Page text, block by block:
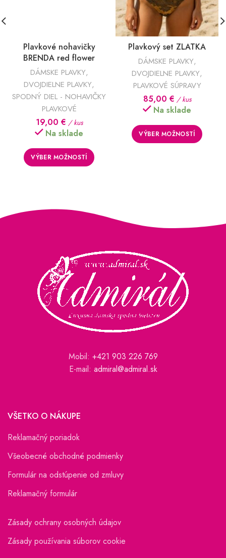
Plavkové nohavičky
BRENDA red flower
DÁMSKE PLAVKY,
DVOJDIELNE PLAVKY,
SPODNÝ DIEL - NOHAVIČKY
PLAVKOVÉ
19,00 € / kus
Na sklade
VÝBER MOŽNOSTÍ
Plavkový set ZLATKA
DÁMSKE PLAVKY,
DVOJDIELNE PLAVKY,
PLAVKOVÉ SÚPRAVY
85,00 € / kus
Na sklade
VÝBER MOŽNOSTÍ
Mobil: +421 903 226 769
E-mail: admiral@admiral.sk
VŠETKO O NÁKUPE
Reklamačný poriadok
Všeobecné obchodné podmienky
Formulár na odstúpenie od zmluvy
Reklamačný formulár
Zásady ochrany osobných údajov
Zásady používania súborov cookie